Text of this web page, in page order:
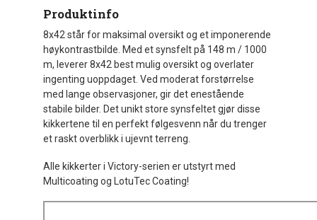
Produktinfo
8x42 står for maksimal oversikt og et imponerende
høykontrastbilde. Med et synsfelt på 148 m / 1000
m, leverer 8x42 best mulig oversikt og overlater
ingenting uoppdaget. Ved moderat forstørrelse
med lange observasjoner, gir det enestående
stabile bilder. Det unikt store synsfeltet gjør disse
kikkertene til en perfekt følgesvenn når du trenger
et raskt overblikk i ujevnt terreng.
Alle kikkerter i Victory-serien er utstyrt med
Multicoating og LotuTec Coating!